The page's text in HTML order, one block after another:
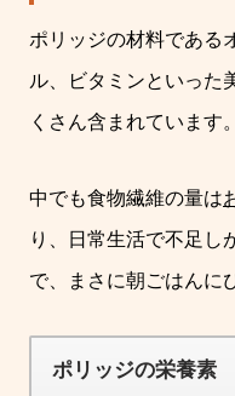
ポリッジの材料である
ル、ビタミンといった
くさん含まれています。
中でも食物繊維の量は
り、日常生活で不足し
で、まさに朝ごはんに
ポリッジの栄養素